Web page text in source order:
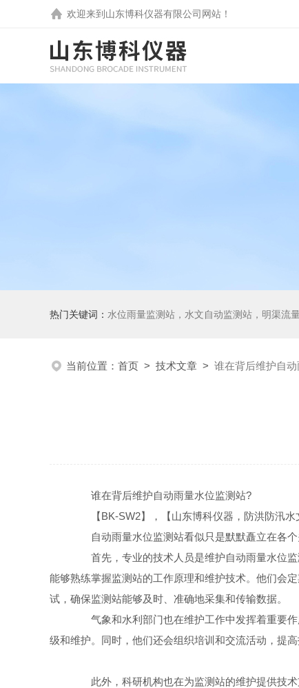
欢迎来到 山东博科仪器有限公司 网站！
热门关键词： 水位雨量监测站，水文自动监测站，明渠流
当前位置： 首页 > 技术文章 > 谁在背后维护自
谁在背后维护自动雨量水位监测站?
【BK-SW2】，【山东博科仪器，防洪防汛水
自动雨量水位监测站看似只是默默矗立在各个
首先，专业的技术人员是维护自动雨量水位监
能够熟练掌握监测站的工作原理和维护技术。他们会
试，确保监测站能够及时、准确地采集和传输数据。
气象和水利部门也在维护工作中发挥着重要作
级和维护。同时，他们还会组织培训和交流活动，提
此外，科研机构也在为监测站的维护提供技术